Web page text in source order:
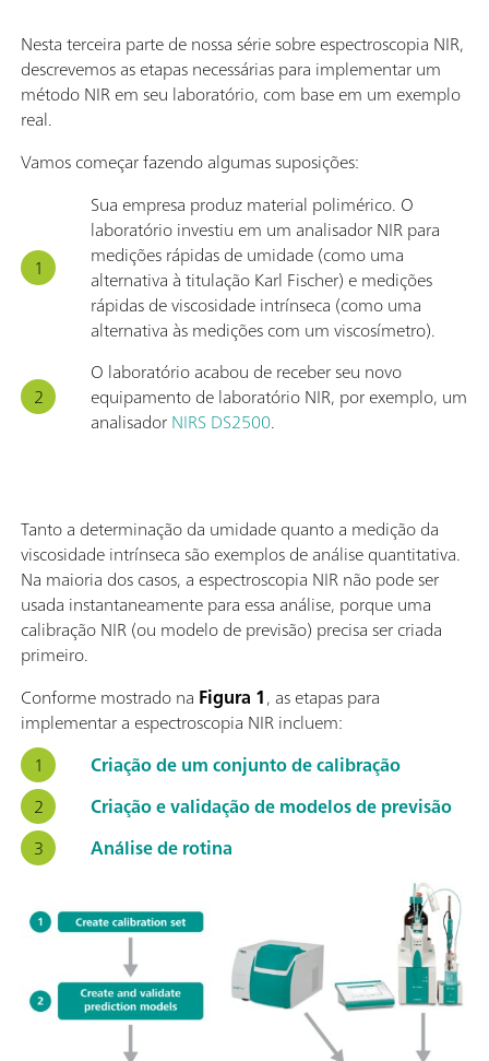
Nesta terceira parte de nossa série sobre espectroscopia NIR,
descrevemos as etapas necessárias para implementar um
método NIR em seu laboratório, com base em um exemplo
real.
Vamos começar fazendo algumas suposições:
Sua empresa produz material polimérico. O
laboratório investiu em um analisador NIR para
medições rápidas de umidade (como uma
alternativa à titulação Karl Fischer) e medições
rápidas de viscosidade intrínseca (como uma
alternativa às medições com um viscosímetro).
O laboratório acabou de receber seu novo
equipamento de laboratório NIR, por exemplo, um
analisadorNIRS DS2500.
Tanto a determinação da umidade quanto a medição da
viscosidade intrínseca são exemplos de análise quantitativa.
Na maioria dos casos, a espectroscopia NIR não pode ser
usada instantaneamente para essa análise, porque uma
calibração NIR (ou modelo de previsão) precisa ser criada
primeiro.
Conforme mostrado na Figura 1, as etapas para
implementar a espectroscopia NIR incluem:
Criação de um conjunto de calibração
Criação e validação de modelos de previsão
Análise de rotina